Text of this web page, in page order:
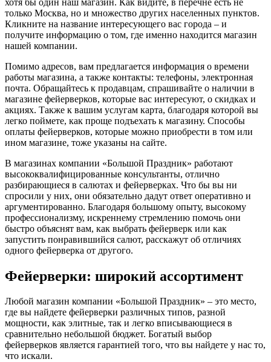
только Москва, но и множество других населенных пунктов.
Кликните на название интересующего вас города – и
получите информацию о том, где именно находится магазин
нашей компании.
Помимо адресов, вам предлагается информация о времени
работы магазина, а также контакты: телефоны, электронная
почта. Обращайтесь к продавцам, спрашивайте о наличии в
магазине фейерверков, которые вас интересуют, о скидках и
акциях. Также к вашим услугам карта, благодаря которой вы
легко поймете, как проще подъехать к магазину. Способы
оплаты фейерверков, которые можно приобрести в том или
ином магазине, тоже указаны на сайте.
В магазинах компании «Большой Праздник» работают
высококвалифицированные консультанты, отлично
разбирающиеся в салютах и фейерверках. Что бы вы ни
спросили у них, они обязательно дадут ответ оперативно и
аргументированно. Благодаря большому опыту, высокому
профессионализму, искреннему стремлению помочь они
быстро объяснят вам, как выбрать фейерверк или как
запустить понравившийся салют, расскажут об отличиях
одного фейерверка от другого.
Фейерверки: широкий ассортимент
Любой магазин компании «Большой Праздник» – это место,
где вы найдете фейерверки различных типов, разной
мощности, как элитные, так и легко вписывающиеся в
сравнительно небольшой бюджет. Богатый выбор
фейерверков является гарантией того, что вы найдете у нас то,
что искали.